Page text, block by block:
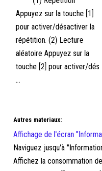
Appuyez sur la touche [1]
pour activer/désactiver la
répétition. (2) Lecture
aléatoire Appuyez sur la
touche [2] pour activer/dés
...
Autres materiaux:
Affichage de l'écran
Naviguez jusqu'à
Affichez la consommation